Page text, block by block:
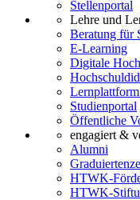
Stellenportal
Lehre und
Beratung für
E-Learning
Digitale
Studienportal
Öffentliche
engagiert &
Alumni
HTWK-
HTWK-